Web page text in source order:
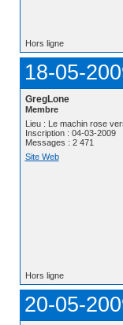
Hors ligne
18-05-
GregLone
Membre
Lieu : Le machin rose
Inscription : 04-03-2009
Messages : 2 471
Site Web
Hors ligne
20-05-